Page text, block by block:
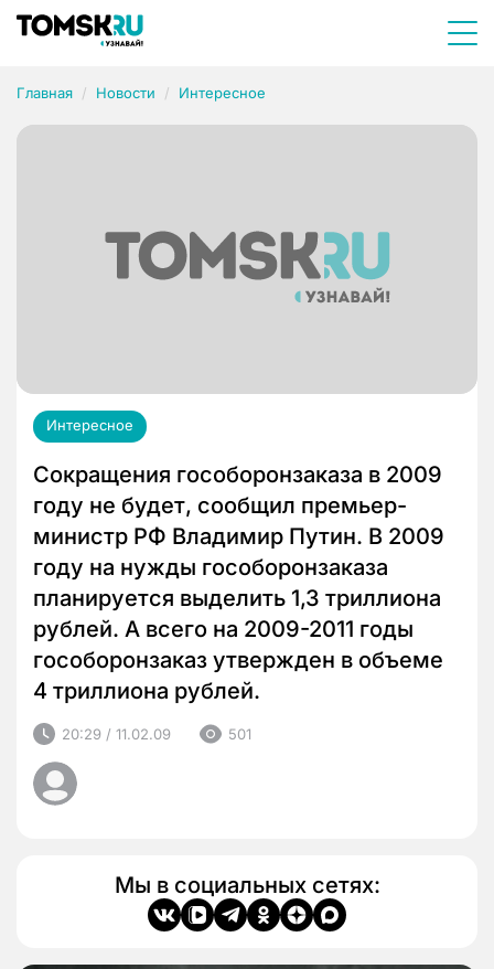
Главная Новости Интересное
Интересное
Сокращения гособоронзаказа в 2009
году не будет, сообщил премьер-
министр РФ Владимир Путин. В 2009
году на нужды гособоронзаказа
планируется выделить 1,3 триллиона
рублей. А всего на 2009-2011 годы
гособоронзаказ утвержден в объеме
4 триллиона рублей.
20:29 / 11.02.09 501
Мы в социальных сетях: